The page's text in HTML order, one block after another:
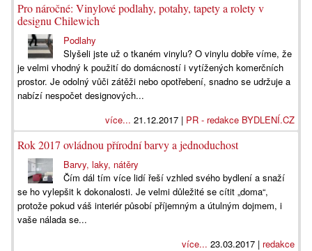
Pro náročné: Vinylové podlahy, potahy, tapety a rolety v
designu Chilewich
Podlahy
Slyšeli jste už o tkaném vinylu? O vinylu dobře víme, že
je velmi vhodný k použití do domácností i vytížených komerčních
prostor. Je odolný vůči zátěži nebo opotřebení, snadno se udržuje a
nabízí nespočet designových...
více... 21.12.2017 | PR - redakce BYDLENÍ.CZ
Rok 2017 ovládnou přírodní barvy a jednoduchost
Barvy, laky, nátěry
Čím dál tím více lidí řeší vzhled svého bydlení a snaží
se ho vylepšit k dokonalosti. Je velmi důležité se cítit „doma“,
protože pokud váš interiér působí příjemným a útulným dojmem, i
vaše nálada se...
více... 23.03.2017 | redakce